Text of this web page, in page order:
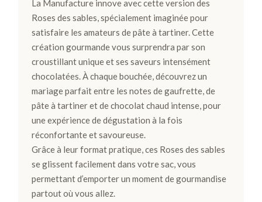
La Manufacture innove avec cette version des
Roses des sables, spécialement imaginée pour
satisfaire les amateurs de pâte à tartiner. Cette
création gourmande vous surprendra par son
croustillant unique et ses saveurs intensément
chocolatées. À chaque bouchée, découvrez un
mariage parfait entre les notes de gaufrette, de
pâte à tartiner et de chocolat chaud intense, pour
une expérience de dégustation à la fois
réconfortante et savoureuse.
Grâce à leur format pratique, ces Roses des sables
se glissent facilement dans votre sac, vous
permettant d’emporter un moment de gourmandise
partout où vous allez.